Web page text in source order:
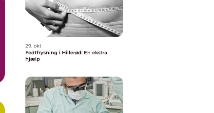
29. okt
Fedtfrysning i Hillerød: En ekstra
hjælp